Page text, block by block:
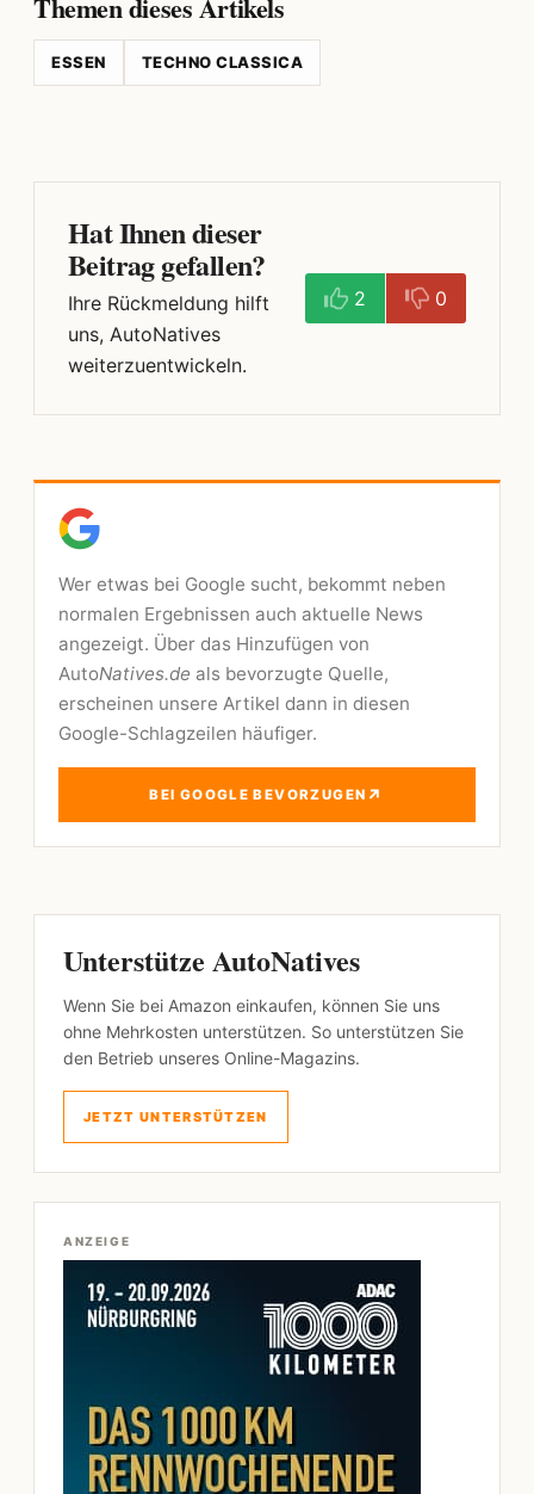
ESSEN TECHNO CLASSICA
Hat Ihnen dieser
Beitrag gefallen?
Ihre Rückmeldung hilft
uns, AutoNatives
weiterzuentwickeln.
2 0
Wer etwas bei Google sucht, bekommt neben
normalen Ergebnissen auch aktuelle News
angezeigt. Über das Hinzufügen von
AutoNatives.de als bevorzugte Quelle,
erscheinen unsere Artikel dann in diesen
Google-Schlagzeilen häufiger.
BEI GOOGLE BEVORZUGEN ↗
Unterstütze AutoNatives
Wenn Sie bei Amazon einkaufen, können Sie uns
ohne Mehrkosten unterstützen. So unterstützen Sie
den Betrieb unseres Online-Magazins.
JETZT UNTERSTÜTZEN
ANZEIGE